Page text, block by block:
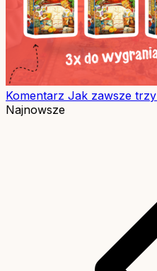
Komentarz Jak zawsze
Najnowsze